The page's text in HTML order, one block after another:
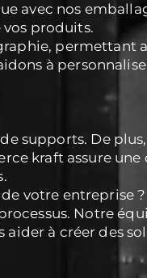
avec nos
produits.
permettant
à
supports. De
kraft assure une
votre entreprise
Notre
aider à créer des